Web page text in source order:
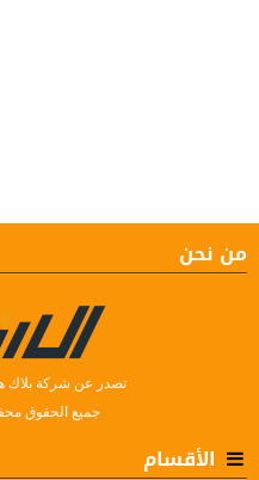
من نحن
تصدر عن شركة بلاك
جميع الحقوق محفوظة ©
الأقسام